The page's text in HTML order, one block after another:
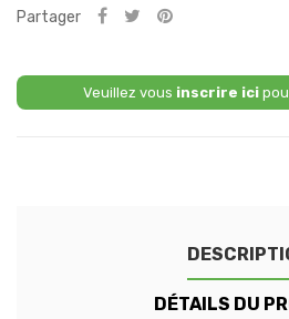
Partager
Veuillez vous inscrire ici
DÉTAILS DU